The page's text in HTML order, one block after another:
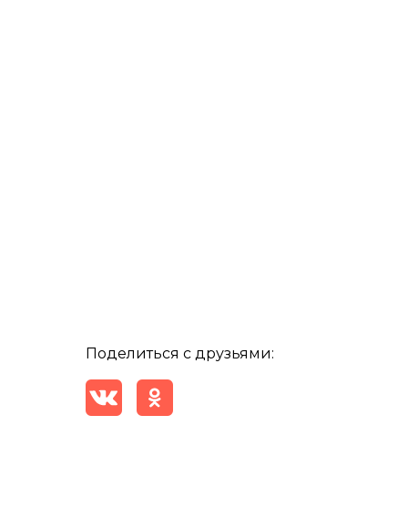
Поделиться с друзьями: